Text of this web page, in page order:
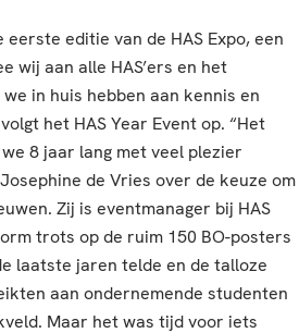
editie van de HAS Expo, een
wij aan alle HAS’ers en het
in huis hebben aan kennis en
het HAS Year Event op. “Het
8 jaar lang met veel plezier
de Vries over de keuze om
Zij is eventmanager bij HAS
trots op de ruim 150 BO-posters
laatste jaren telde en de talloze
aan ondernemende studenten
Maar het was tijd voor iets